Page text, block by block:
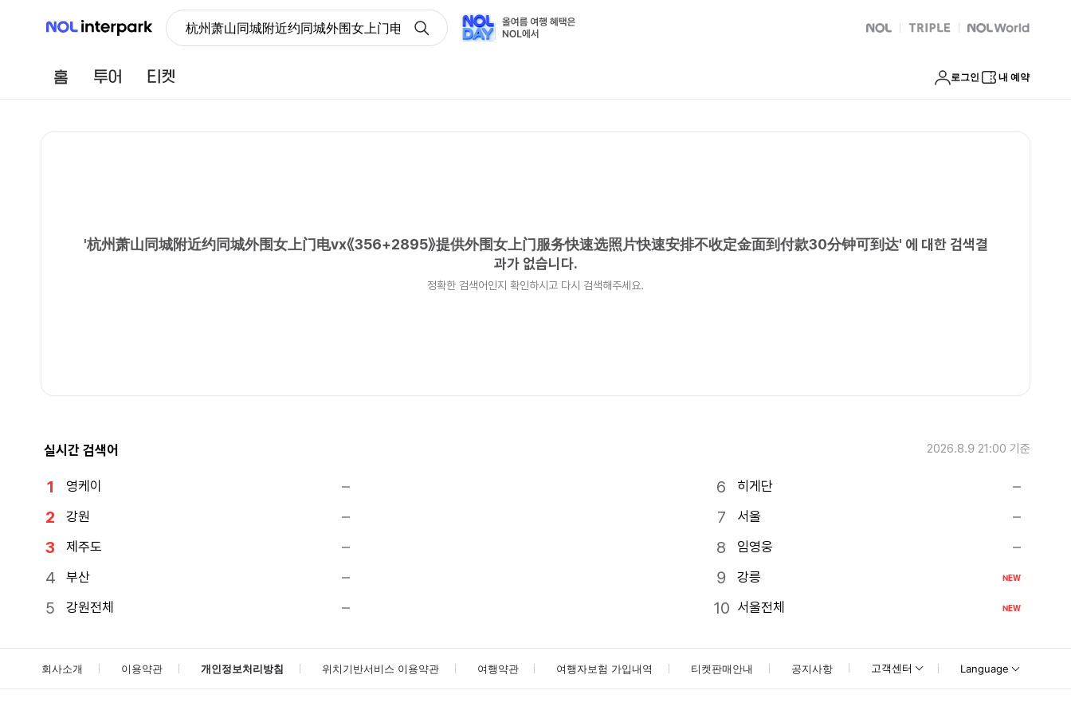
NOL 인터파크 杭州萧山同城附近约同城外围女上门电vx《356+2895》提供外围女上门服务快速选照片快速安排不收定金面到付款30分钟可到达
NOL 트리플 Global Interpark
홈 투어 로그인 내 예약
'杭州萧山同城附近约同城外围女上门电vx《356+2895》提供外围女上门服务快速选照片快速安排不收定金面到付款30分钟可到达' 에 대한 검색결
과가 없습니다.
정확한 검색어인지 확인하시고 다시 검색해주세요.
실시간 검색어 2026.8.9 21:00 기준
영케이
강원
제주도
부산
강원전체
히게단
서울
임영웅
강릉
NEW
서울전체 NEW
회사소개 이용약관 개인정보처리방침 위치기반서비스 이용약관 여행약관 여행자보험 가입내역 티켓판매안내 공지사항 고객센터 Language